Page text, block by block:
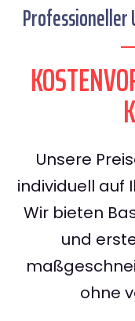
Professioneller
Unsere
individuell auf
Wir bieten
und
ohne